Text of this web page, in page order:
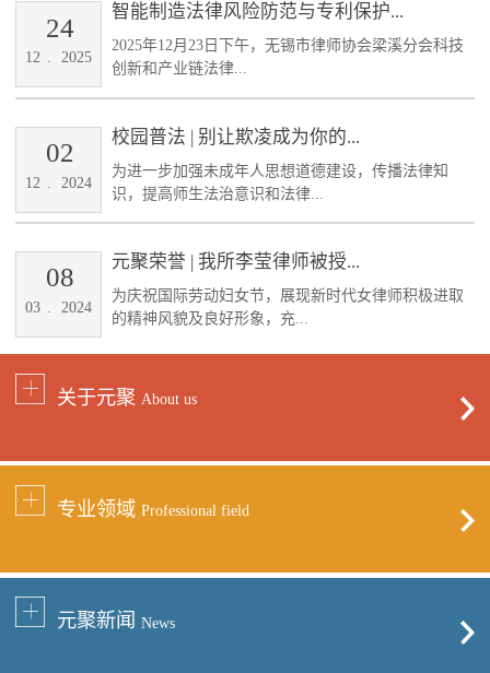
智能制造法律风险防范与专利保护...
2025年12月23日下午，无锡市律师协会梁溪分会科技
创新和产业链法律...
12 . 2025
24
校园普法 | 别让欺凌成为你的...
为进一步加强未成年人思想道德建设，传播法律知
识，提高师生法治意识和法律...
12 2024
02
元聚荣誉 | 我所李莹律师被授...
为庆祝国际劳动妇女节，展现新时代女律师积极进取
的精神风貌及良好形象，充...
03 2024
08
关于元聚 About us
专业领域 Professional field
元聚新闻 News